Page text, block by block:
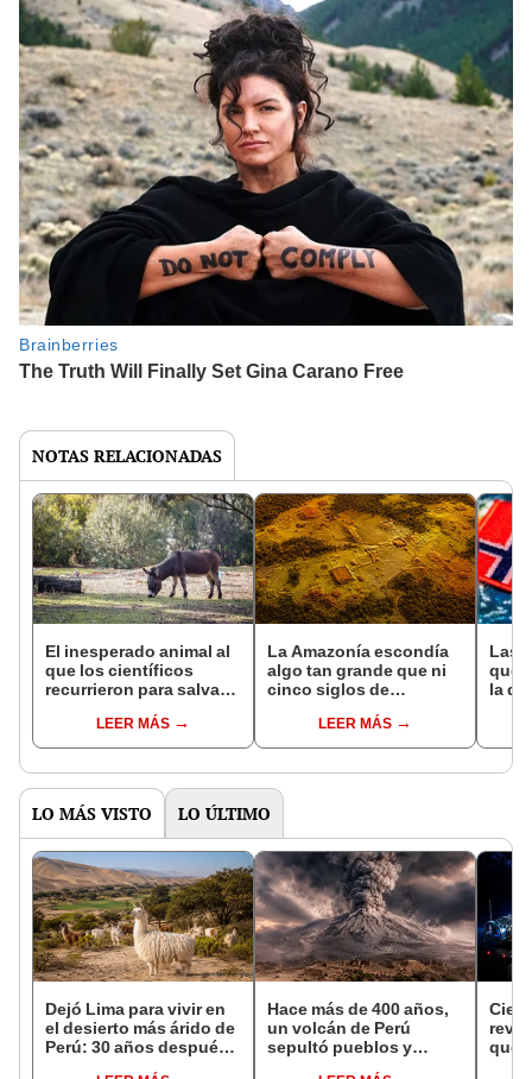
NOTAS RELACIONADAS
El inesperado animal al
que los científicos
recurrieron para salvar
reintroducción de un
asno salvaje está
en un paisaje con más
LEER MÁS
La Amazonía escondía
algo tan grande que ni
cinco siglos de
encontrarlo: el hallazgo
podría cambiar todo lo
pasado
LEER MÁS
Las
que
la de
LO MÁS VISTO LO ÚLTIMO
Dejó Lima para vivir en
el desierto más árido de
Perú: 30 años después,
Hace más de 400 años,
un volcán de Perú
sepultó pueblos y
que